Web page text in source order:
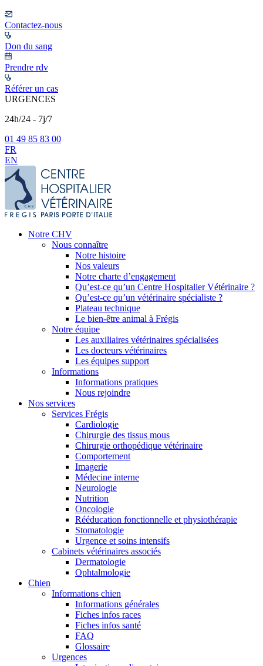
Contactez-nous
Don du sang
Prendre rdv
Référer un cas
URGENCES
24h/24 - 7j/7
01 49 85 83 00
FR
EN
Notre CHV
Nous connaître
Notre histoire
Nos valeurs
Notre charte d’engagement
Qu’est-ce qu’un Centre Hospitalier Vétérinaire ?
Qu’est-ce qu’un vétérinaire spécialiste ?
Plateau technique
Le bien-être animal à Frégis
Notre équipe
Les auxiliaires vétérinaires spécialisées
Les docteurs vétérinaires
Les équipes support
Informations
Informations pratiques
Nous rejoindre
Nos services
Services Frégis
Cardiologie
Chirurgie des tissus mous
Chirurgie orthopédique vétérinaire
Comportement
Imagerie
Médecine interne
Neurologie
Nutrition
Oncologie
Rééducation fonctionnelle et physiothérapie
Stomatologie
Urgence et soins intensifs
Cabinets vétérinaires associés
Dermatologie
Ophtalmologie
Chien
Informations chien
Informations générales
Fiches infos races
Fiches infos santé
FAQ
Glossaire
Urgences